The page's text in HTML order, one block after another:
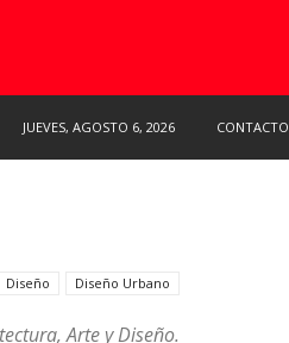
JUEVES, AGOSTO 6, 2026 CONTACTO
Diseño Diseño Urbano
Arte y Diseño.